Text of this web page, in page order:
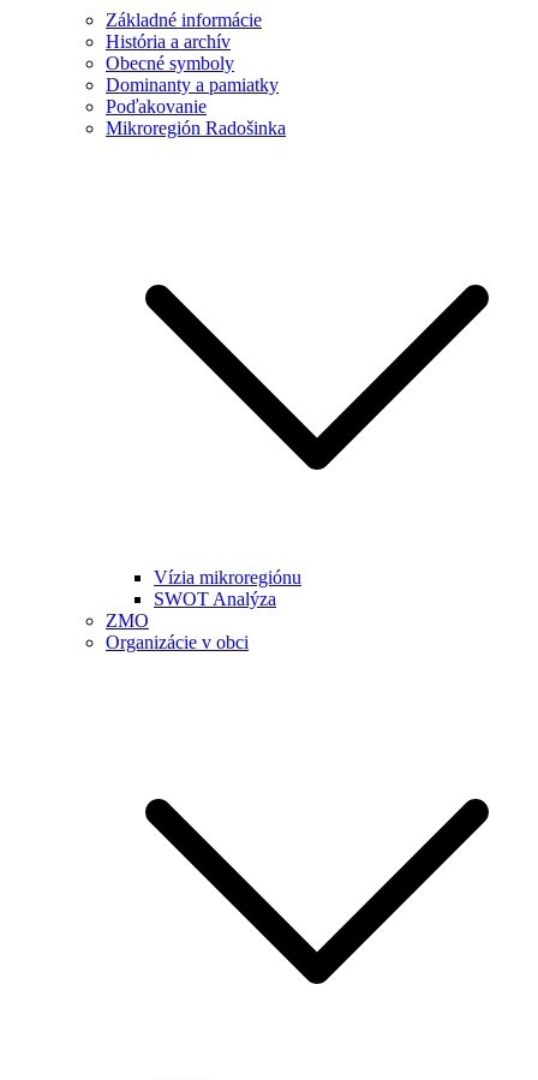
Základné informácie
História a archív
Obecné symboly
Dominanty a pamiatky
Poďakovanie
Mikroregión Radošinka
Vízia mikroregiónu
SWOT Analýza
ZMO
Organizácie v obci